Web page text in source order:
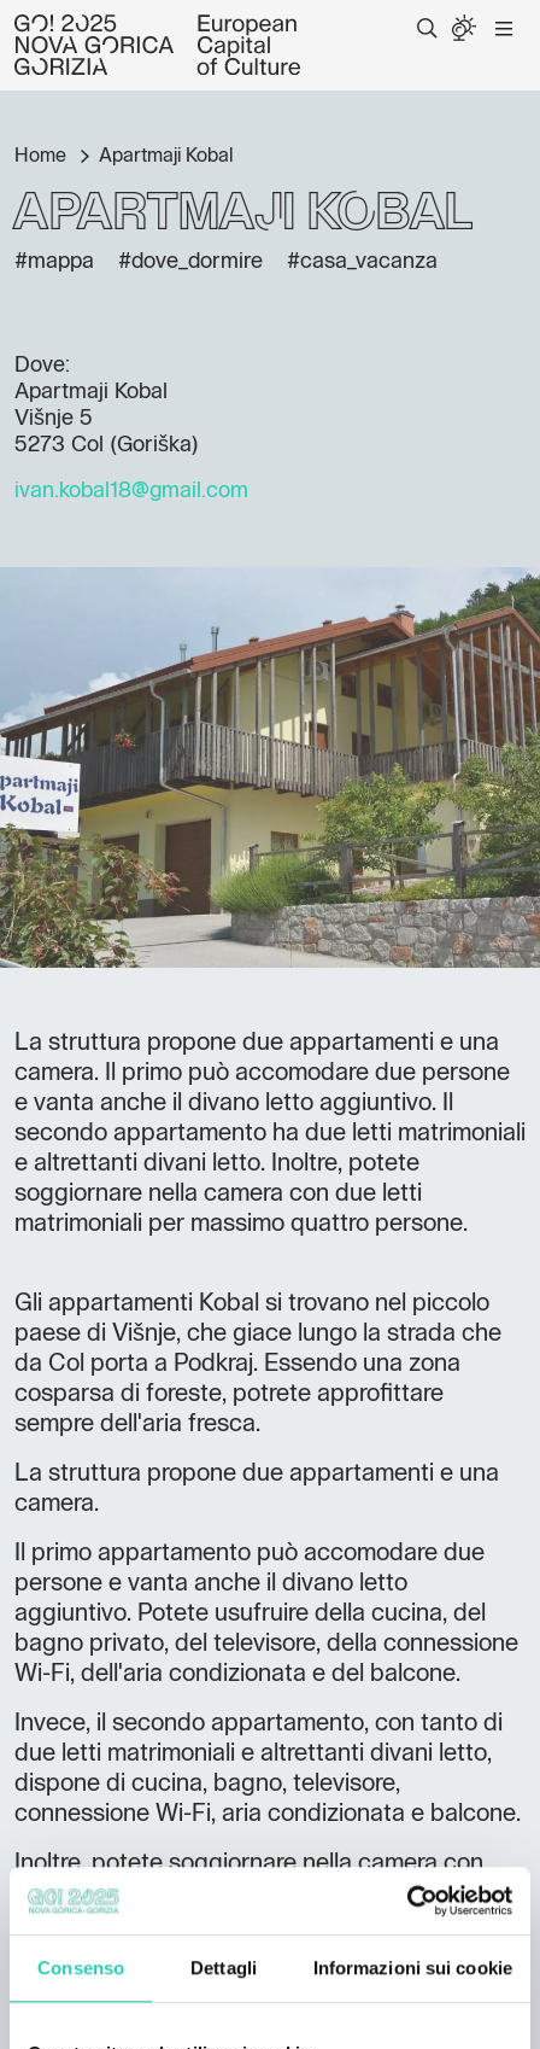
Consenso Dettagli Informazioni sui cookie
Home Apartmaji Kobal
Apartmaji Kobal
#mappa #dove_dormire #casa_vacanza
Dove:
Apartmaji Kobal
Višnje 5
5273 Col (Goriška)
ivan.kobal18@gmail.com
La struttura propone due appartamenti e una
camera. Il primo può accomodare due persone
e vanta anche il divano letto aggiuntivo. Il
secondo appartamento ha due letti matrimoniali
e altrettanti divani letto. Inoltre, potete
soggiornare nella camera con due letti
matrimoniali per massimo quattro persone.
Gli appartamenti Kobal si trovano nel piccolo
paese di Višnje, che giace lungo la strada che
da Col porta a Podkraj. Essendo una zona
cosparsa di foreste, potrete approfittare
sempre dell'aria fresca.
La struttura propone due appartamenti e una
camera.
Il primo appartamento può accomodare due
persone e vanta anche il divano letto
aggiuntivo. Potete usufruire della cucina, del
bagno privato, del televisore, della connessione
Wi-Fi, dell'aria condizionata e del balcone.
Invece, il secondo appartamento, con tanto di
due letti matrimoniali e altrettanti divani letto,
dispone di cucina, bagno, televisore,
connessione Wi-Fi, aria condizionata e balcone.
Inoltre, potete soggiornare nella camera con
due letti matrimoniali per massimo quattro
persone. La camera è dotata di frigorifero e
La struttura offre anche una grande zona